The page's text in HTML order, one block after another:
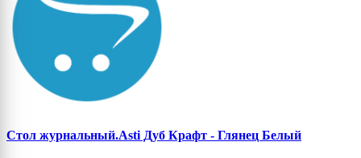
Стол журнальный.Asti Дуб Крафт - Глянец Белый